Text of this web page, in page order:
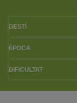
DESTÍ
ÈPOCA
DIFICULTAT